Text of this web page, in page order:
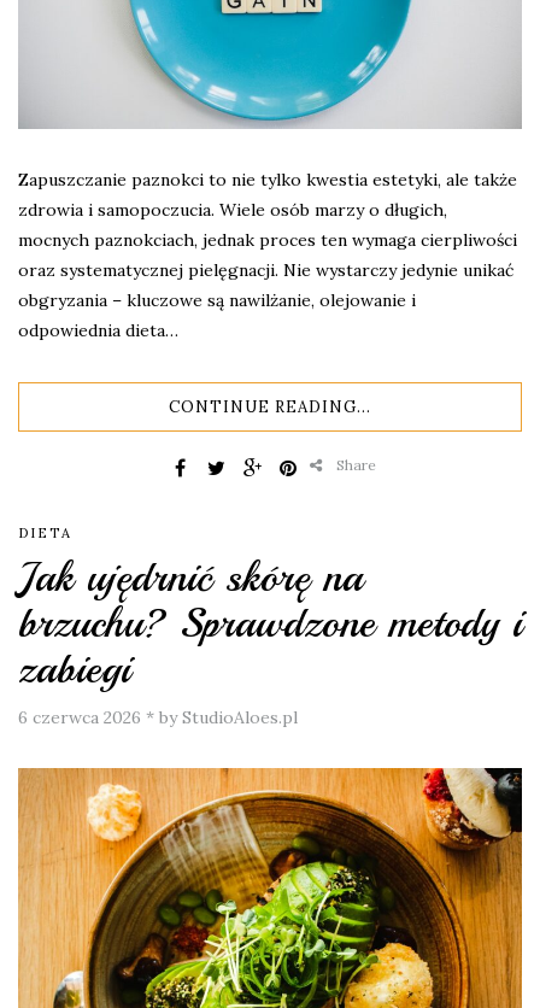
Zapuszczanie paznokci to nie tylko kwestia estetyki, ale także
zdrowia i samopoczucia. Wiele osób marzy o długich,
mocnych paznokciach, jednak proces ten wymaga cierpliwości
oraz systematycznej pielęgnacji. Nie wystarczy jedynie unikać
obgryzania – kluczowe są nawilżanie, olejowanie i
odpowiednia dieta…
CONTINUE READING...
Share
DIETA
Jak ujędrnić skórę na
brzuchu? Sprawdzone metody i
zabiegi
6 czerwca 2026 * by StudioAloes.pl